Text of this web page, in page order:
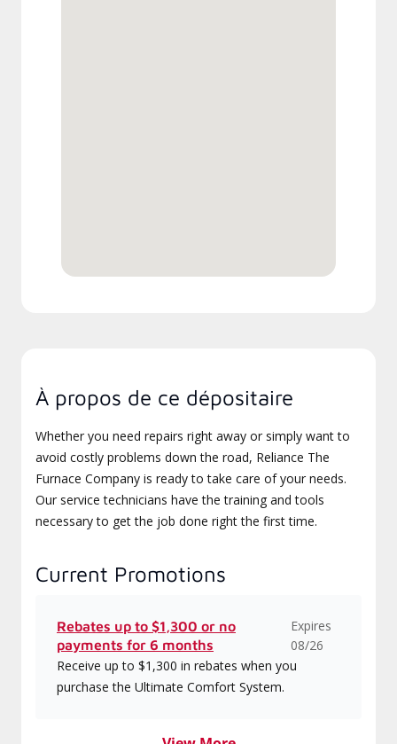
À propos de ce dépositaire
Whether you need repairs right away or simply want to
avoid costly problems down the road, Reliance The
Furnace Company is ready to take care of your needs.
Our service technicians have the training and tools
necessary to get the job done right the first time.
Current Promotions
Rebates up to $1,300 or no
payments for 6 months
Expires
08/26
Receive up to $1,300 in rebates when you
purchase the Ultimate Comfort System.